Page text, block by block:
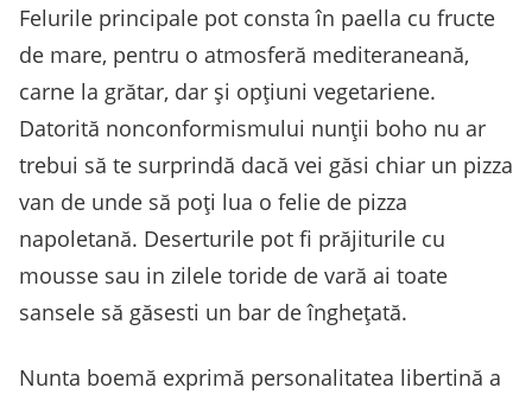
Felurile principale pot consta în paella cu fructe
de mare, pentru o atmosferă mediteraneană,
carne la grătar, dar și opțiuni vegetariene.
Datorită nonconformismului nunții boho nu ar
trebui să te surprindă dacă vei găsi chiar un pizza
van de unde să poți lua o felie de pizza
napoletană. Deserturile pot fi prăjiturile cu
mousse sau in zilele toride de vară ai toate
sansele să găsesti un bar de înghețată.
Nunta boemă exprimă personalitatea libertină a